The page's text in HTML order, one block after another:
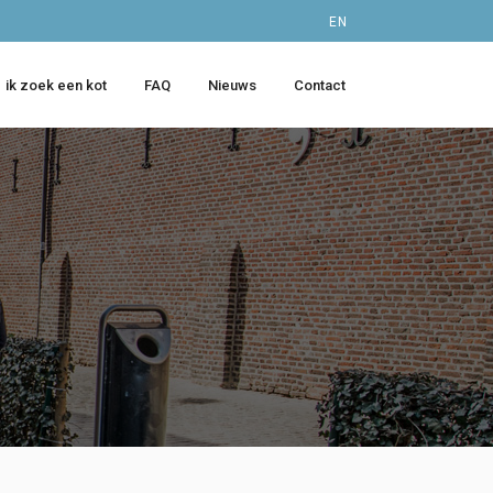
EN
ik zoek een kot FAQ Nieuws Contact